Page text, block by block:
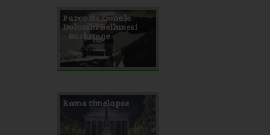
Parco Nazionale
Dolomiti Bellunesi
- Backstage
Roma timelapse